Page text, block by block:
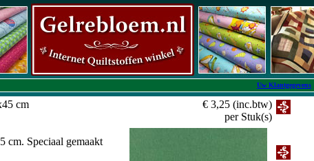
Uw Klantgegevens
cm
€ 3,25 (inc.btw)
per Stuk(s)
cm. Speciaal gemaakt